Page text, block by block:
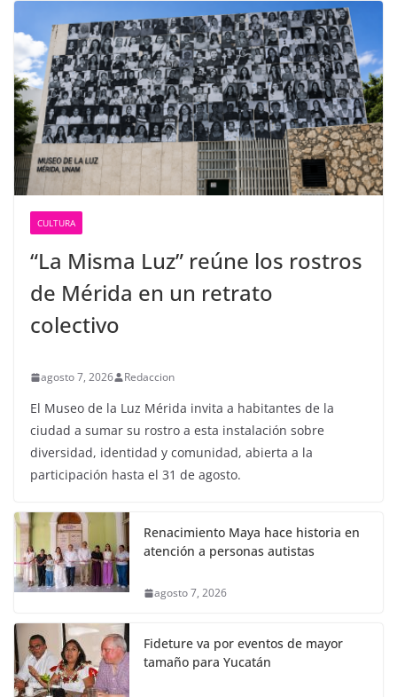
CULTURA
“La Misma Luz” reúne los rostros
de Mérida en un retrato
colectivo
agosto 7, 2026 Redaccion
El Museo de la Luz Mérida invita a habitantes de la
ciudad a sumar su rostro a esta instalación sobre
diversidad, identidad y comunidad, abierta a la
participación hasta el 31 de agosto.
Renacimiento Maya hace historia en
atención a personas autistas
agosto 7, 2026
Fideture va por eventos de mayor
tamaño para Yucatán